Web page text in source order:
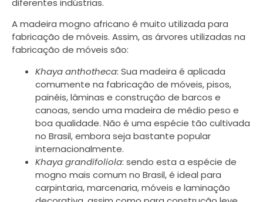
diferentes indústrias.
A madeira mogno africano é muito utilizada para
fabricação de móveis. Assim, as árvores utilizadas na
fabricação de móveis são:
Khaya anthotheca: Sua madeira é aplicada
comumente na fabricação de móveis, pisos,
painéis, lâminas e construção de barcos e
canoas, sendo uma madeira de médio peso e
boa qualidade. Não é uma espécie tão cultivada
no Brasil, embora seja bastante popular
internacionalmente.
Khaya grandifoliola: sendo esta a espécie de
mogno mais comum no Brasil, é ideal para
carpintaria, marcenaria, móveis e laminação